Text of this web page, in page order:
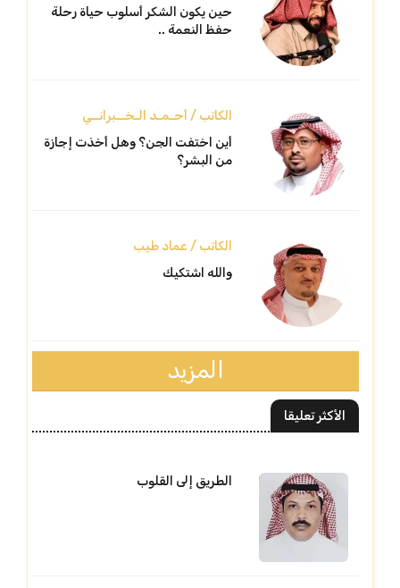
حين يكون الشكر أسلوب حياة رحلة
حفظ النعمة ..
الكاتب / أحـمـد الـخــبرانــي
أين اختفت الجن؟ وهل أخذت إجازة
من البشر؟
الكاتب / عماد طيب
والله اشتكيك
المزيد
الأكثر تعليقا
الطريق إلى القلوب